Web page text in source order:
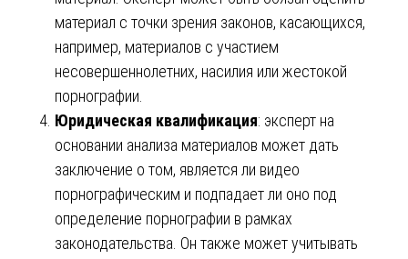
материал с точки зрения законов, касающихся,
например, материалов с участием
несовершеннолетних, насилия или жестокой
порнографии.
Юридическая квалификация: эксперт на
основании анализа материалов может дать
заключение о том, является ли видео
порнографическим и подпадает ли оно под
определение порнографии в рамках
законодательства. Он также может учитывать